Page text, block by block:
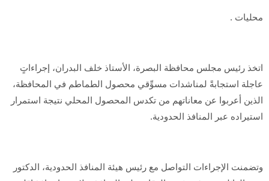
محليات .
اتخذ رئيس مجلس محافظة البصرة، الأستاذ خلف البدران، إجراءاتٍ
عاجلة استجابةً لمناشدات مسوِّقي محصول الطماطم في المحافظة،
الذين أعربوا عن معاناتهم من تكدس المحصول المحلي نتيجة استمرار
استيراده عبر المنافذ الحدودية.
وتضمنت الإجراءات التواصل مع رئيس هيئة المنافذ الحدودية، الدكتور